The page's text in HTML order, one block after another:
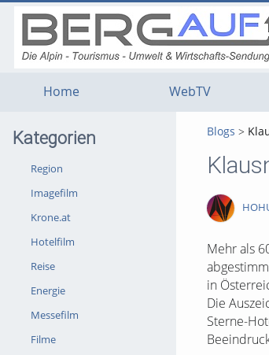
Home WebTV
Kategorien
Region
Imagefilm
Krone.at
Hotelfilm
Reise
Energie
Messefilm
Filme
Blogs
Kommentare
favorites
Mehr als
in
Die
Sterne-